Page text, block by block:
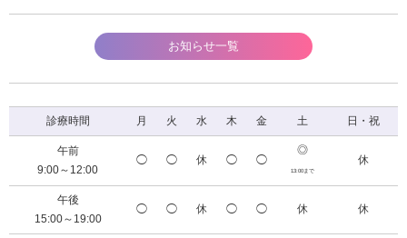
お知らせ一覧
診療時間 月 火 水 木 金 土 日・祝
午前
9:00～12:00
◯ ◯ 休 ◯ ◯
◎
13:00まで
休
午後
15:00～19:00
◯ ◯ 休 ◯ ◯ 休 休